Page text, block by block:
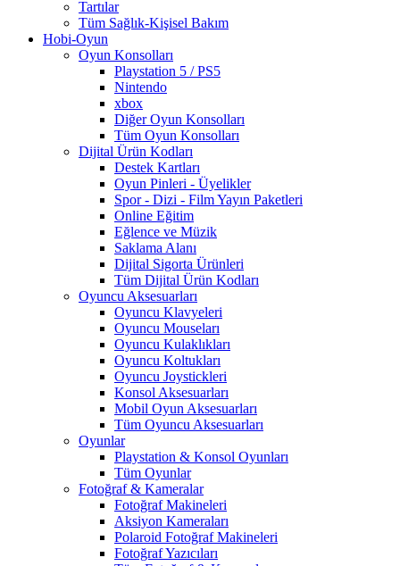
Tartılar
Tüm Sağlık-Kişisel Bakım
Hobi-Oyun
Oyun Konsolları
Playstation 5 / PS5
Nintendo
xbox
Diğer Oyun Konsolları
Tüm Oyun Konsolları
Dijital Ürün Kodları
Destek Kartları
Oyun Pinleri - Üyelikler
Spor - Dizi - Film Yayın Paketleri
Online Eğitim
Eğlence ve Müzik
Saklama Alanı
Dijital Sigorta Ürünleri
Tüm Dijital Ürün Kodları
Oyuncu Aksesuarları
Oyuncu Klavyeleri
Oyuncu Mouseları
Oyuncu Kulaklıkları
Oyuncu Koltukları
Oyuncu Joystickleri
Konsol Aksesuarları
Mobil Oyun Aksesuarları
Tüm Oyuncu Aksesuarları
Oyunlar
Playstation & Konsol Oyunları
Tüm Oyunlar
Fotoğraf & Kameralar
Fotoğraf Makineleri
Aksiyon Kameraları
Polaroid Fotoğraf Makineleri
Fotoğraf Yazıcıları